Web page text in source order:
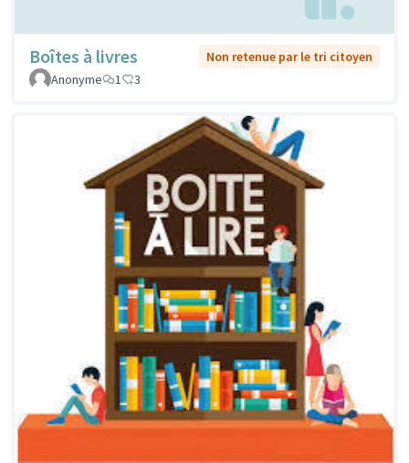
Boîtes à livres
Non retenue par le tri citoyen
Anonyme
1 3